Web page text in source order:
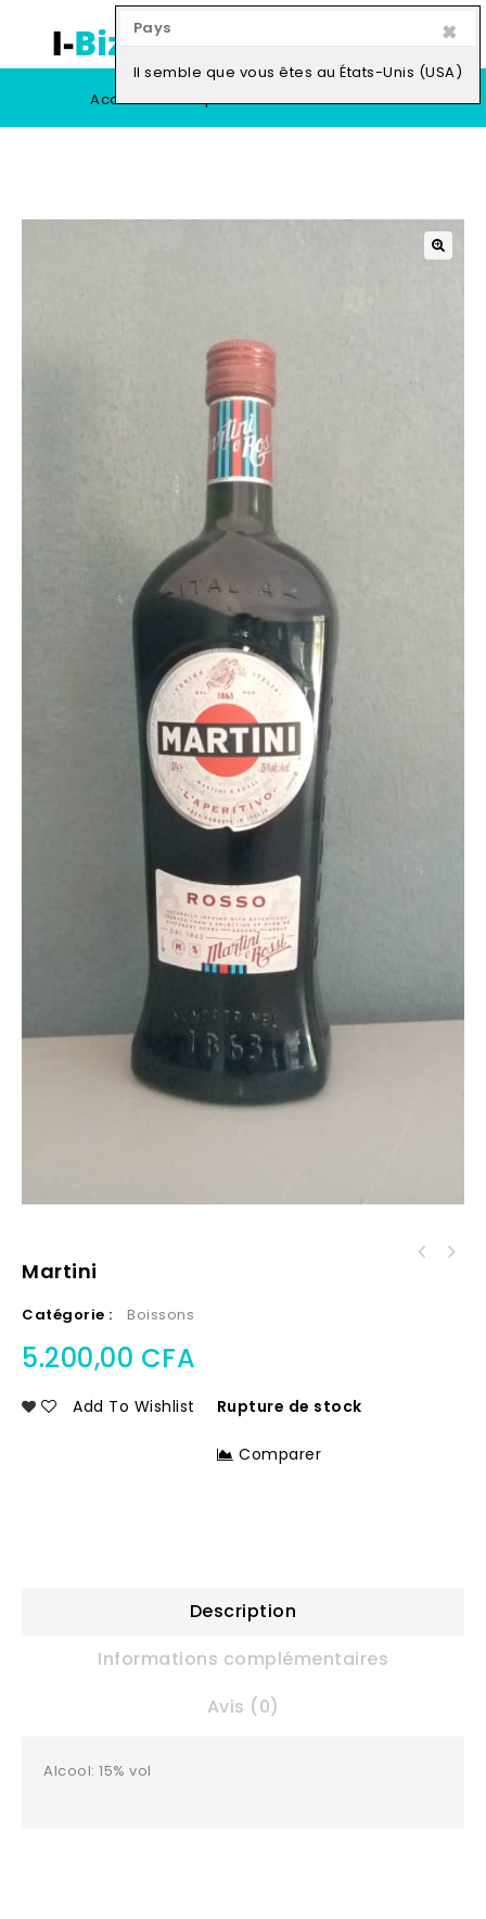
Pays ×
Il semble que vous êtes au États-Unis (USA)
0
Accueil Boutique Vendre
Martini
Catégorie : Boissons
5.200,00 CFA
Rupture de stock
Add To Wishlist
Comparer
Description
Informations complémentaires
Avis (0)
Alcool: 15% vol